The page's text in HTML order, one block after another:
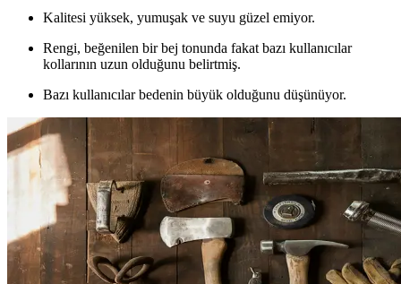
Kalitesi yüksek, yumuşak ve suyu güzel emiyor.
Rengi, beğenilen bir bej tonunda fakat bazı kullanıcılar
kollarının uzun olduğunu belirtmiş.
Bazı kullanıcılar bedenin büyük olduğunu düşünüyor.